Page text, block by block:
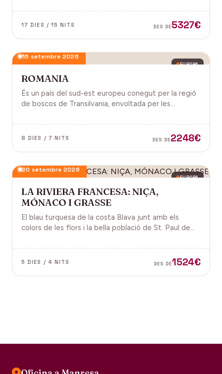
badies. Cambodja és un murmuri de selva i pedra
antiga, on els temples d'Angkor emergeixen entre
17 DIES / 15 NITS DES DE5327€
EUROPA
16 setembre 2026
ROMANIA
És un país del sud-est europeu conegut per la regió
de boscos de Transilvania, envoltada per les
segle XIV i el Castell de Peles.
8 DIES / 7 NITS DES DE2248€
EUROPA
20 setembre 2026
LA RIVIERA FRANCESA: NIÇA,
MÓNACO I GRASSE
El blau turquesa de la costa Blava junt amb els
colors de les flors i la bella població de St. Paul de
digne de visitar. Perfums a Grasse.
5 DIES / 4 NITS DES DE1524€